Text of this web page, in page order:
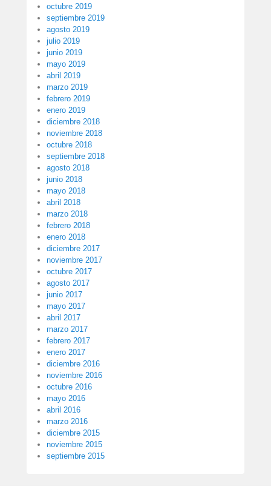
octubre 2019
septiembre 2019
agosto 2019
julio 2019
junio 2019
mayo 2019
abril 2019
marzo 2019
febrero 2019
enero 2019
diciembre 2018
noviembre 2018
octubre 2018
septiembre 2018
agosto 2018
junio 2018
mayo 2018
abril 2018
marzo 2018
febrero 2018
enero 2018
diciembre 2017
noviembre 2017
octubre 2017
agosto 2017
junio 2017
mayo 2017
abril 2017
marzo 2017
febrero 2017
enero 2017
diciembre 2016
noviembre 2016
octubre 2016
mayo 2016
abril 2016
marzo 2016
diciembre 2015
noviembre 2015
septiembre 2015